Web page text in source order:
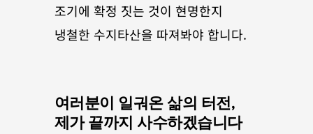
조기에 확정 짓는 것이 현명한지
냉철한 수지타산을 따져봐야 합니다.
여러분이 일궈온 삶의 터전,
제가 끝까지 사수하겠습니다